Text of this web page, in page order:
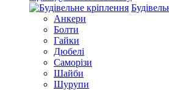
Анкери
Болти
Гайки
Дюбелі
Саморізи
Шайби
Шурупи